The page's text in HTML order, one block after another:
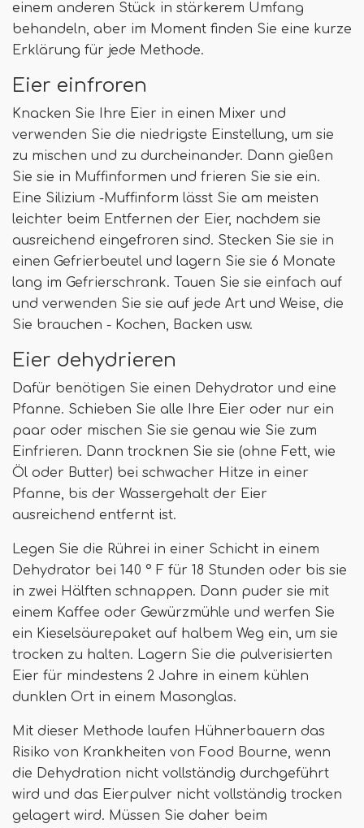
einem anderen Stück in stärkerem Umfang
behandeln, aber im Moment finden Sie eine kurze
Erklärung für jede Methode.
Eier einfroren
Knacken Sie Ihre Eier in einen Mixer und
verwenden Sie die niedrigste Einstellung, um sie
zu mischen und zu durcheinander. Dann gießen
Sie sie in Muffinformen und frieren Sie sie ein.
Eine Silizium -Muffinform lässt Sie am meisten
leichter beim Entfernen der Eier, nachdem sie
ausreichend eingefroren sind. Stecken Sie sie in
einen Gefrierbeutel und lagern Sie sie 6 Monate
lang im Gefrierschrank. Tauen Sie sie einfach auf
und verwenden Sie sie auf jede Art und Weise, die
Sie brauchen - Kochen, Backen usw.
Eier dehydrieren
Dafür benötigen Sie einen Dehydrator und eine
Pfanne. Schieben Sie alle Ihre Eier oder nur ein
paar oder mischen Sie sie genau wie Sie zum
Einfrieren. Dann trocknen Sie sie (ohne Fett, wie
Öl oder Butter) bei schwacher Hitze in einer
Pfanne, bis der Wassergehalt der Eier
ausreichend entfernt ist.
Legen Sie die Rührei in einer Schicht in einem
Dehydrator bei 140 ° F für 18 Stunden oder bis sie
in zwei Hälften schnappen. Dann puder sie mit
einem Kaffee oder Gewürzmühle und werfen Sie
ein Kieselsäurepaket auf halbem Weg ein, um sie
trocken zu halten. Lagern Sie die pulverisierten
Eier für mindestens 2 Jahre in einem kühlen
dunklen Ort in einem Masonglas.
Mit dieser Methode laufen Hühnerbauern das
Risiko von Krankheiten von Food Bourne, wenn
die Dehydration nicht vollständig durchgeführt
wird und das Eierpulver nicht vollständig trocken
gelagert wird. Müssen Sie daher beim